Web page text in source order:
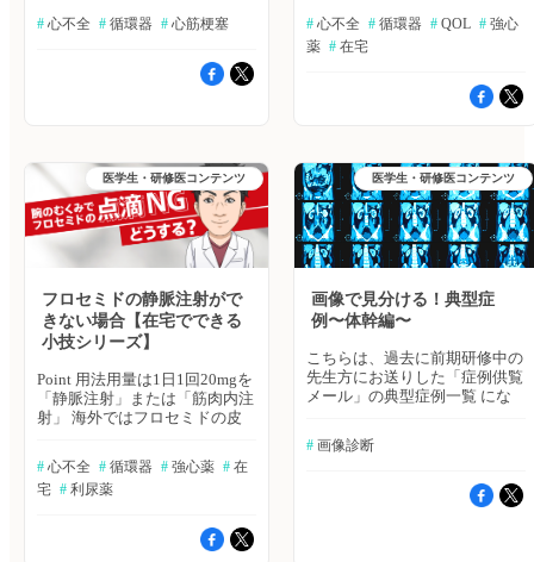
心不全、ハトミル心電図は2025
ビス提供を終了いたしました。
長らくのご利用ありがとうござ
も、心不全、心電図に関する、
ご相談は可能でございますの
で、ぜひ、そちらにご相談をお
寄せください。「ヒポクラ 全
科横断カンファ」はこちら
現在最も推奨されるLVEFの測
定方法は，2D断層心エコー法
た disk summation法（modified
Simpson法）です。その際に
LVEFを算出します 日本で発売
されているポケットサイズのエ
コーでは2点間測定しかできな
いものが多く、正確な判断を行
うにはより高性能なエコーが必
要です 2021年改訂版 循環器超
イン https://www.j-
circ.or.jp/cms/wp-
content/uploads/2021/03/
ハトミル心不全、ハトミル心電
図は2025年9月17日をもちまし
て、サービス提供を終了いたし
ました。 長らくのご利用あり
床に関する疑問や悩みを相談す
ファ」でも、心不全、心電図に
関する、ご相談は可能でござい
梗塞は極めてまれ⇒ 若年男性
のST上昇は、無症候性の早期細
心筋梗塞を疑って動くこと、特
にリスクや症状のない若年のST
JCS 2018 Guideline on Diagnosis
and Treatment of Acute Coronary
Syndrome https://www.j-
circ.or.jp/cms/wp-
content/uploads/2020/02/JCS2018_kimura.pdf
ハトミル心不全、ハトミル心電
て、サービス提供を終了いたし
ました。 長らくのご利用あり
がとうございました。なお、臨
床に関する疑問や悩みを相談す
る場、ヒポクラ「全科横断カン
ファ」でも、心不全、心電図に
関する、ご相談は可能でござい
ラ 全科横断カンファ」はこち
ら
# 心不全 # 循環器 # 心筋梗塞
補助する」ための薬。使用によ
って不整脈が増えるので注意す
る 大規模スタディでのエビデ
QOLが上がったり、余命が延び
たというエビデンスはない。た
もいた 結論 エビデンスは確立
していないものの、QOLを改善
させる、かも。 ハトミル心不
全、ハトミル心電図は2025年9
月17日をもちまして、サービス
提供を終了いたしました。 長
ました。なお、臨床に関する疑
問や悩みを相談する場、ヒポク
心不全、心電図に関する、ご相
談は可能でございますので、ぜ
ひ、そちらにご相談をお寄せく
# 心不全 # 循環器 # QOL # 強心
薬 # 在宅
医学生・研修医コンテンツ
フロセミドの静脈注射がで
きない場合【在宅でできる
小技シリーズ】
Point 用法用量は1日1回20mgを
「静脈注射」または「筋肉内注
射」 海外ではフロセミドの皮
は持続皮下注射するポンプが使
われることもある その場合に
使われる薬剤はpHが調整され
付文書を読むと筋肉注射も可能
で、静注が難しい場合に選択肢
# 心不全 # 循環器 # 強心薬 # 在
宅 # 利尿薬
医学生・研修医コンテンツ
画像で見分ける！典型症
例〜体幹編〜
こちらは、過去に前期研修中の
先生方にお送りした「症例供覧
メール」の典型症例一覧 にな
ましたか！？ 画像をクリック
すると症例詳細ページに遷移
閲覧できます。 「症例供覧メ
ール」のバックナンバーも閲覧
# 画像診断